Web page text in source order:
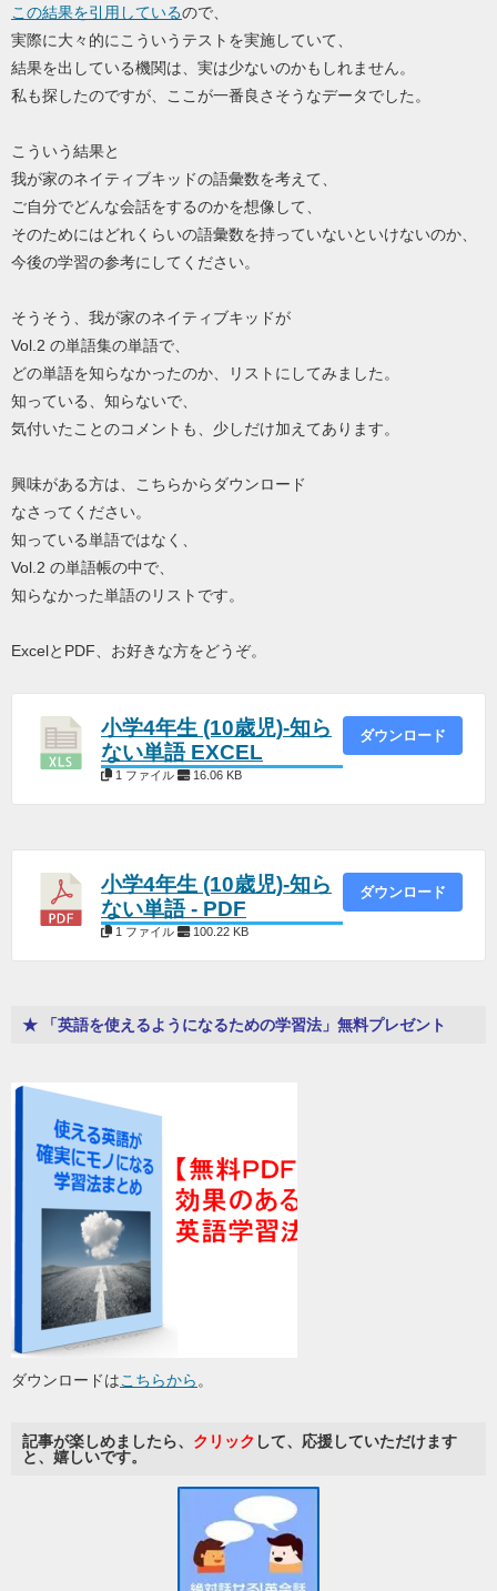
この結果を引用しているので、
実際に大々的にこういうテストを実施していて、
結果を出している機関は、実は少ないのかもしれません。
私も探したのですが、ここが一番良さそうなデータでした。
こういう結果と
我が家のネイティブキッドの語彙数を考えて、
ご自分でどんな会話をするのかを想像して、
そのためにはどれくらいの語彙数を持っていないといけないのか、
今後の学習の参考にしてください。
そうそう、我が家のネイティブキッドが
Vol.2 の単語集の単語で、
どの単語を知らなかったのか、リストにしてみました。
知っている、知らないで、
気付いたことのコメントも、少しだけ加えてあります。
興味がある方は、こちらからダウンロード
なさってください。
知っている単語ではなく、
Vol.2 の単語帳の中で、
知らなかった単語のリストです。
ExcelとPDF、お好きな方をどうぞ。
小学4年生 (10歳児)-知ら
ない単語 EXCEL
1 ファイル 16.06 KB
ダウンロード
小学4年生 (10歳児)-知ら
ない単語 - PDF
1 ファイル 100.22 KB
ダウンロード
★ 「英語を使えるようになるための学習法」無料プレゼント
ダウンロードはこちらから 。
記事が楽しめましたら、 クリック して、応援していただけます
と、嬉しいです。